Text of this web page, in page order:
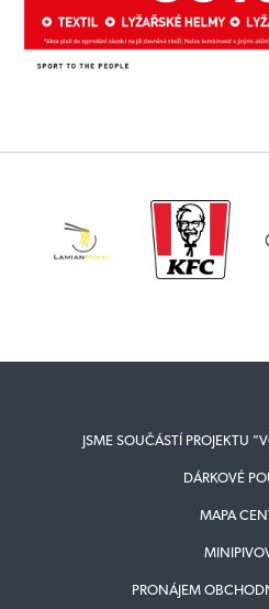
JSME SOUČÁSTÍ PROJEKTU
DÁRKOVÉ
MAPA
PRONÁJEM